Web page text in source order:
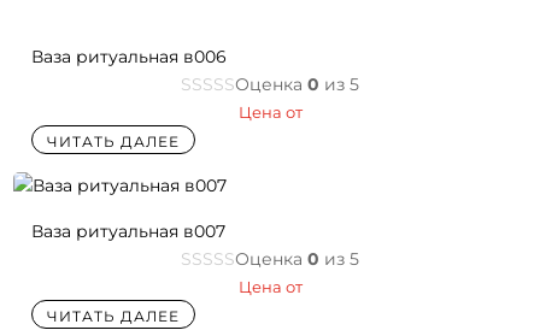
Ваза ритуальная в006
Оценка 0 из 5
Цена от
ЧИТАТЬ ДАЛЕЕ
Ваза ритуальная в007
Оценка 0 из 5
Цена от
ЧИТАТЬ ДАЛЕЕ